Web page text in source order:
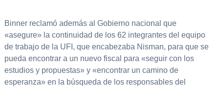
Binner reclamó además al Gobierno nacional que
«asegure» la continuidad de los 62 integrantes del equipo
de trabajo de la UFI, que encabezaba Nisman, para que se
pueda encontrar a un nuevo fiscal para «seguir con los
estudios y propuestas» y «encontrar un camino de
esperanza» en la búsqueda de los responsables del